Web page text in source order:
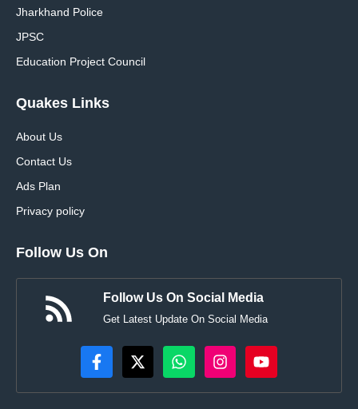
Jharkhand Police
JPSC
Education Project Council
Quakes Links
About Us
Contact Us
Ads Plan
Privacy policy
Follow Us On
Follow Us On Social Media
Get Latest Update On Social Media